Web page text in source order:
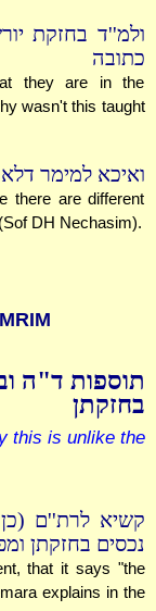
ולמ''ד בחזקת
כתובה
they are in the
wasn't this taught
ואיכא למימר
there are different
DH Nechasim).
תוספות ד"ה
בחזקתן
this is unlike the
קשיא לרת''ם
נכסים בחזקתן
that it says "the
explains in the